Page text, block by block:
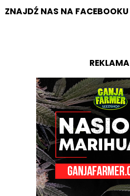
ZNAJDŹ NAS NA FACEBOOKU
REKLAMA